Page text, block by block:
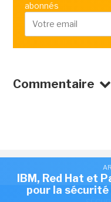
abonnés
Commentaire
IBM, Red Hat et
pour la